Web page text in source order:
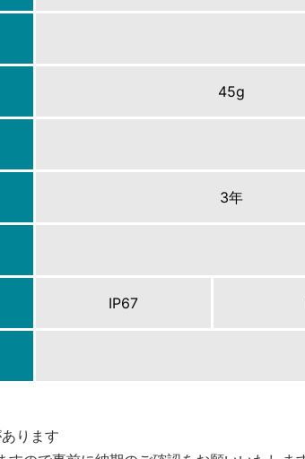
45g
3年
IP67
ります